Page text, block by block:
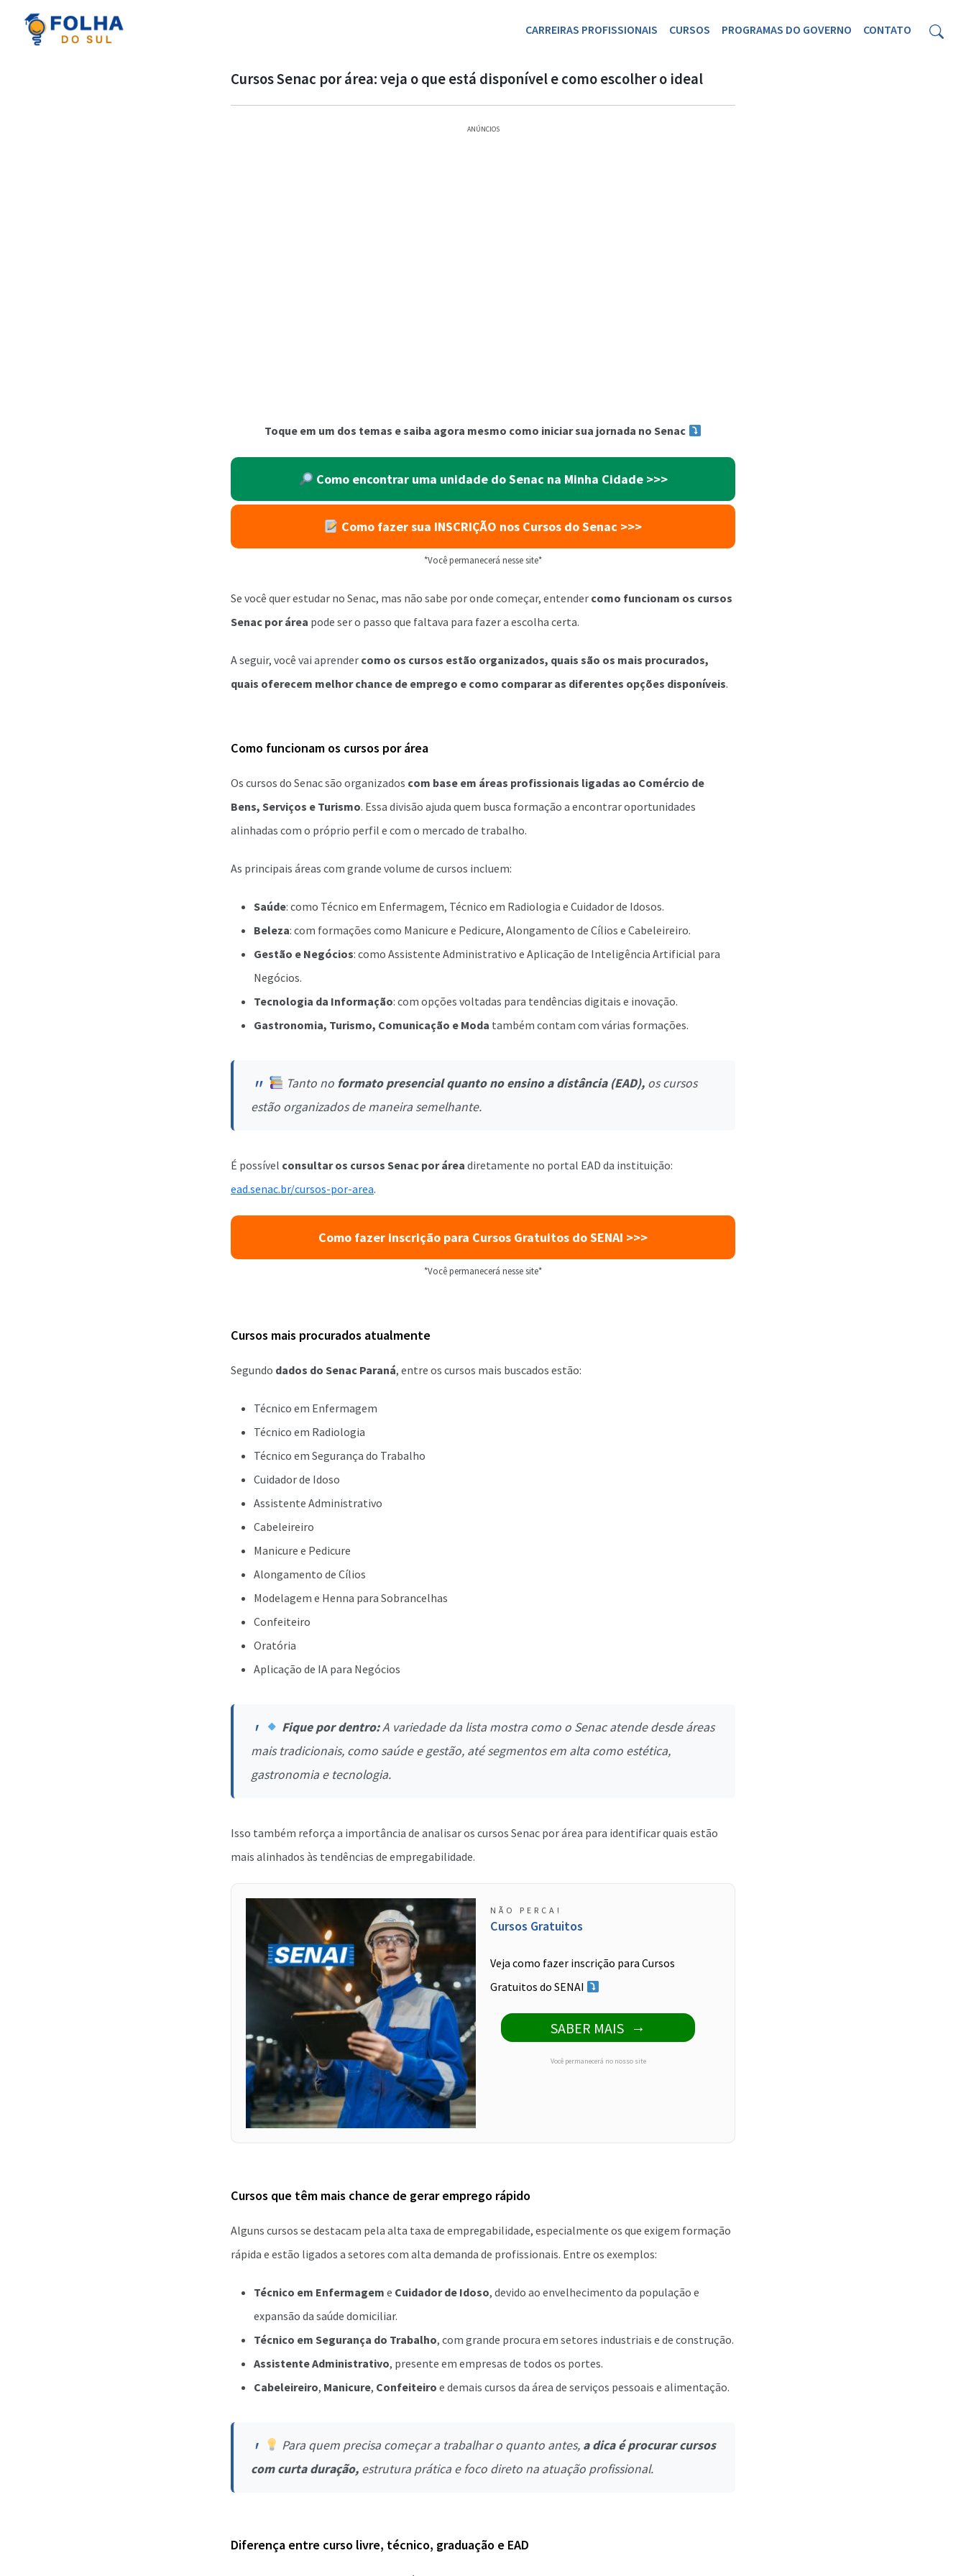
CARREIRAS PROFISSIONAIS CURSOS PROGRAMAS DO GOVERNO CONTATO
Cursos Senac por área: veja o que está disponível e como escolher o ideal
ANÚNCIOS
Toque em um dos temas e saiba agora mesmo como iniciar sua jornada no Senac
Como encontrar uma unidade do Senac na Minha Cidade >>>
Como fazer sua INSCRIÇÃO nos Cursos do Senac >>>
*Você permanecerá nesse site*
Se você quer estudar no Senac, mas não sabe por onde começar, entender como funcionam os cursos
Senac por área pode ser o passo que faltava para fazer a escolha certa.
A seguir, você vai aprender como os cursos estão organizados, quais são os mais procurados,
quais oferecem melhor chance de emprego e como comparar as diferentes opções disponíveis.
Como funcionam os cursos por área
Os cursos do Senac são organizados com base em áreas profissionais ligadas ao Comércio de
Bens, Serviços e Turismo. Essa divisão ajuda quem busca formação a encontrar oportunidades
alinhadas com o próprio perfil e com o mercado de trabalho.
As principais áreas com grande volume de cursos incluem:
Saúde: como Técnico em Enfermagem, Técnico em Radiologia e Cuidador de Idosos.
Beleza: com formações como Manicure e Pedicure, Alongamento de Cílios e Cabeleireiro.
Gestão e Negócios: como Assistente Administrativo e Aplicação de Inteligência Artificial para
Negócios.
Tecnologia da Informação: com opções voltadas para tendências digitais e inovação.
Gastronomia, Turismo, Comunicação e Moda também contam com várias formações.
Tanto no formato presencial quanto no ensino a distância (EAD), os cursos
estão organizados de maneira semelhante.
É possível consultar os cursos Senac por área diretamente no portal EAD da instituição:
ead.senac.br/cursos-por-area.
Como fazer inscrição para Cursos Gratuitos do SENAI >>>
*Você permanecerá nesse site*
Cursos mais procurados atualmente
Segundo dados do Senac Paraná, entre os cursos mais buscados estão:
Técnico em Enfermagem
Técnico em Radiologia
Técnico em Segurança do Trabalho
Cuidador de Idoso
Assistente Administrativo
Cabeleireiro
Manicure e Pedicure
Alongamento de Cílios
Modelagem e Henna para Sobrancelhas
Confeiteiro
Oratória
Aplicação de IA para Negócios
Fique por dentro:A variedade da lista mostra como o Senac atende desde áreas
mais tradicionais, como saúde e gestão, até segmentos em alta como estética,
gastronomia e tecnologia.
Isso também reforça a importância de analisar os cursos Senac por área para identificar quais estão
mais alinhados às tendências de empregabilidade.
NÃO PERCA!
Cursos Gratuitos
Veja como fazer inscrição para Cursos
Gratuitos do SENAI
SABER MAIS
Você permanecerá no nosso site
Cursos que têm mais chance de gerar emprego rápido
Alguns cursos se destacam pela alta taxa de empregabilidade, especialmente os que exigem formação
rápida e estão ligados a setores com alta demanda de profissionais. Entre os exemplos:
Técnico em Enfermagem e Cuidador de Idoso, devido ao envelhecimento da população e
expansão da saúde domiciliar.
Técnico em Segurança do Trabalho, com grande procura em setores industriais e de construção.
Assistente Administrativo, presente em empresas de todos os portes.
Cabeleireiro, Manicure, Confeiteiro e demais cursos da área de serviços pessoais e alimentação.
Para quem precisa começar a trabalhar o quanto antes, a dica é procurar cursos
com curta duração, estrutura prática e foco direto na atuação profissional.
Diferença entre curso livre, técnico, graduação e EAD